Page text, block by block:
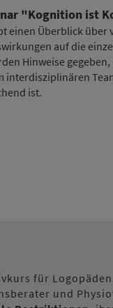
"Kognition ist
einen Überblick über
auf die
Hinweise
interdisziplinären
ist.
für
und